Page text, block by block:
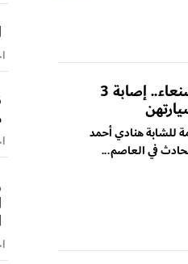
حادث مروع في شارع هائل بصنعاء.. إصابة 3
للشابة هنادي أحمد
في العاصم...